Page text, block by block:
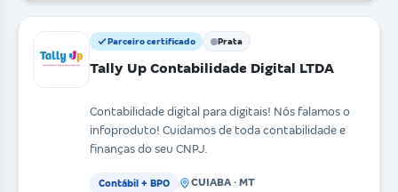
Parceiro certificado Prata
Tally Up Contabilidade Digital LTDA
Contabilidade digital para digitais! Nós falamos o
infoproduto! Cuidamos de toda contabilidade e
finanças do seu CNPJ.
Contábil + BPO CUIABA · MT